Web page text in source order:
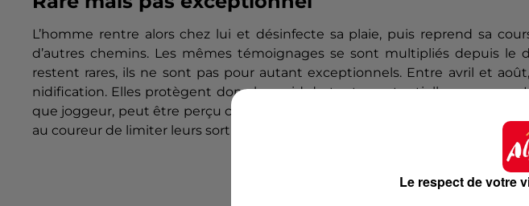
L’homme rentre alors chez lui et désinfecte sa plaie, puis reprend sa
d’autres chemins. Les mêmes témoignages se sont multipliés depuis le
restent rares, ils ne sont pas pour autant exceptionnels. Entre avril et
nidification. Elles protègent donc leur nid de toutes potentielles menaces.
que joggeur, peut être perçu comme un danger et donc attaque par réflexe
au coureur de limiter leurs sorties en lisière des forêts ou sur les chemins
Le respect de votre